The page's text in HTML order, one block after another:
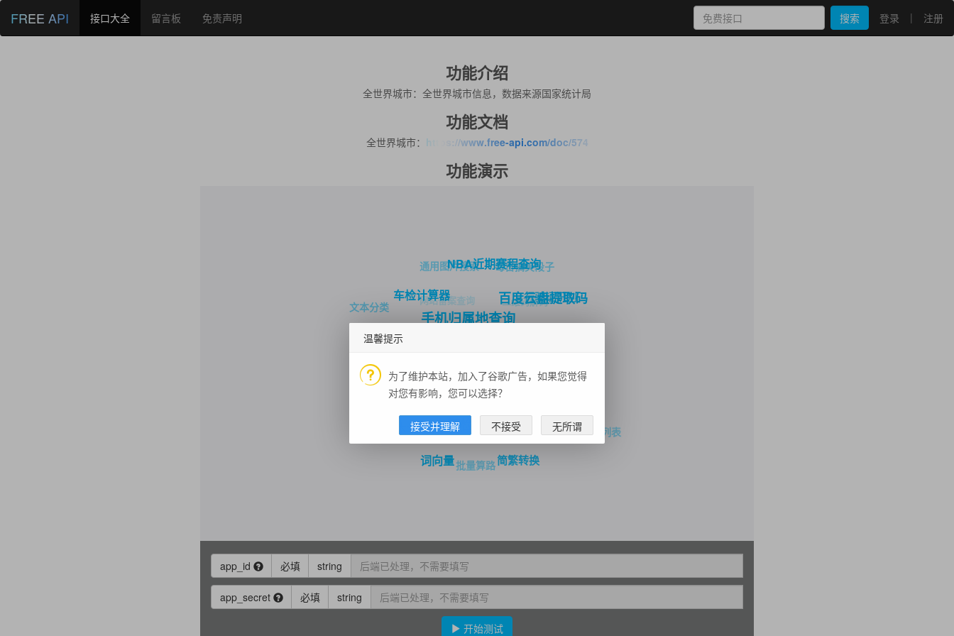
FREE API 接口大全 留言板 免责声明 搜索 登录 | 注册
功能介绍
全世界城市：全世界城市信息，数据来源国家统计局
功能文档
全世界城市： https://www.free-api.com/doc/574
功能演示
笑话大全
词向量
车辆检测
XLS生成
全世界城市
历史上的今天
批量算路简繁转换
周边上车点推荐
手机号码归属地
手机归属地查询
车检计算器
文本分类
地点搜索
百度关键字
实时台风 万年历当年假期列表
百度云盘提取码
NBA近期赛程查询
通用图片搜索
网站备案查询
测试数据
行驶证识别
每日搞笑段子
二维码解码
app_id 必填 string
app_secret 必填 string
开始测试
温馨提示
为了维护本站，加入了谷歌广告，如果您觉得
对您有影响，您可以选择？
接受并理解 不接受 无所谓